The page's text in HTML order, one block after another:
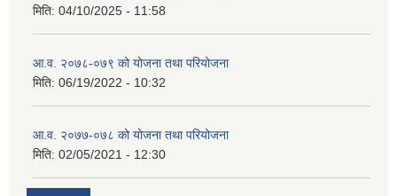
मिति: 04/10/2025 - 11:58
आ.व. २०७८-०७९ को योजना तथा परियोजना
मिति: 06/19/2022 - 10:32
आ.व. २०७७-०७८ को योजना तथा परियोजना
मिति: 02/05/2021 - 12:30